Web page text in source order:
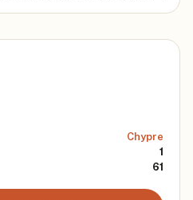
Chypre
1
61